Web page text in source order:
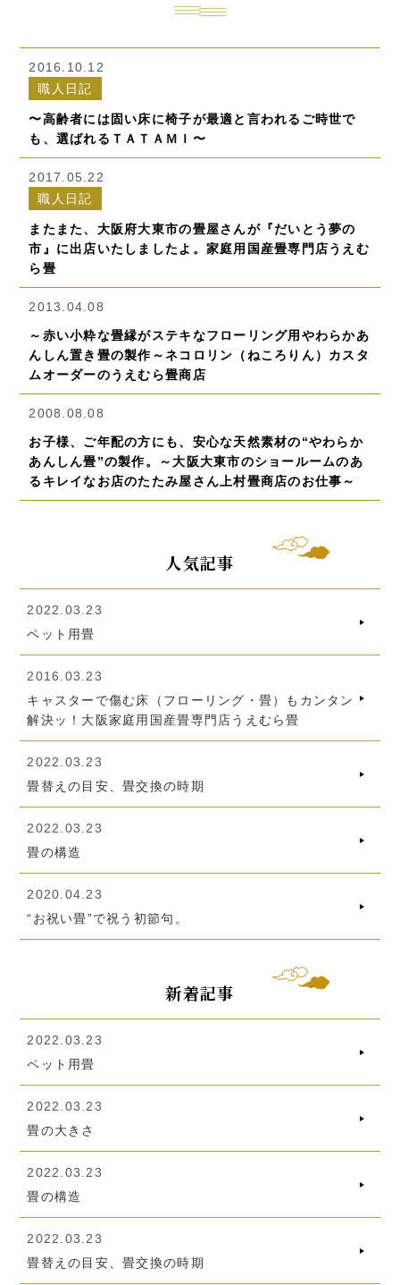
2016.10.12
職人日記
〜高齢者には固い床に椅子が最適と言われるご時世で
も、選ばれるＴＡＴＡＭＩ〜
2017.05.22
職人日記
またまた、大阪府大東市の畳屋さんが『だいとう夢の
市』に出店いたしましたよ。家庭用国産畳専門店うえむ
ら畳
2013.04.08
～赤い小粋な畳縁がステキなフローリング用やわらかあ
んしん置き畳の製作～ネコロリン（ねころりん）カスタ
ムオーダーのうえむら畳商店
2008.08.08
お子様、ご年配の方にも、安心な天然素材の“やわらか
あんしん畳”の製作。～大阪大東市のショールームのあ
るキレイなお店のたたみ屋さん上村畳商店のお仕事～
人気記事
2022.03.23
ペット用畳
2016.03.23
キャスターで傷む床（フローリング・畳）もカンタン
解決ッ！大阪家庭用国産畳専門店うえむら畳
2022.03.23
畳替えの目安、畳交換の時期
2022.03.23
畳の構造
2020.04.23
“お祝い畳”で祝う初節句。
新着記事
2022.03.23
ペット用畳
2022.03.23
畳の大きさ
2022.03.23
畳の構造
2022.03.23
畳替えの目安、畳交換の時期